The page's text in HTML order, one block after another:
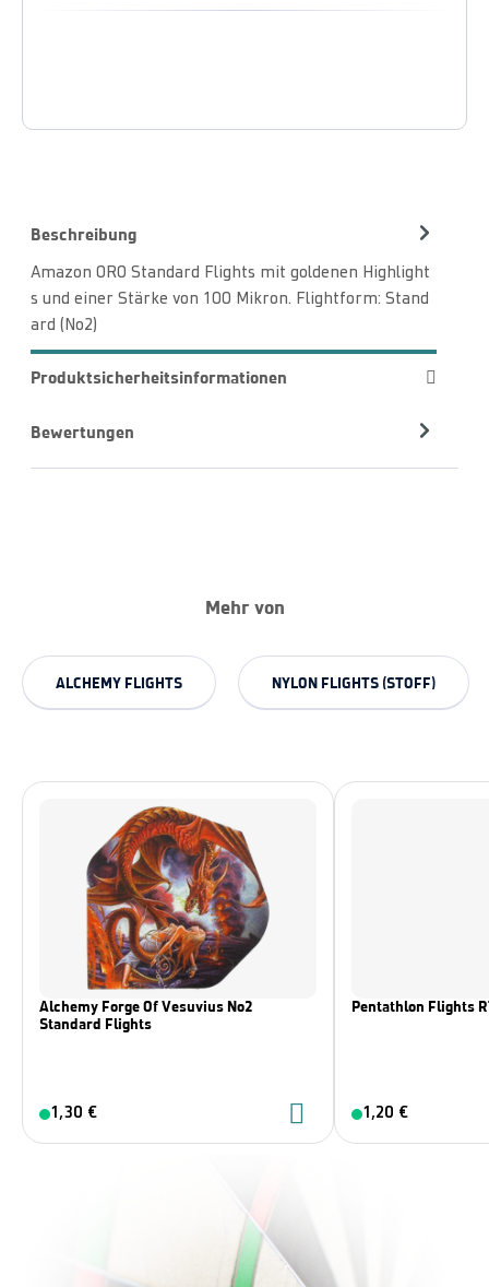
Beschreibung
Amazon ORO Standard Flights mit goldenen Highlight
s und einer Stärke von 100 Mikron. Flightform: Stand
ard (No2)
Produktsicherheitsinformationen
Bewertungen
Mehr von
ALCHEMY FLIGHTS NYLON FLIGHTS (STOFF)
Alchemy Forge Of Vesuvius No2
Standard Flights
1,30 €
Pentathlon Flights
1,20 €